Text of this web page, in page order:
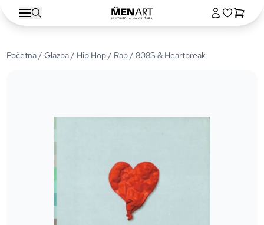
Početna/Glazba/ Hip Hop / Rap/ 808S & Heartbreak